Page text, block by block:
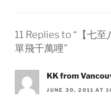
11 Replies to “【七
單飛千萬哩”
KK from
JUNE 30, 2011 AT